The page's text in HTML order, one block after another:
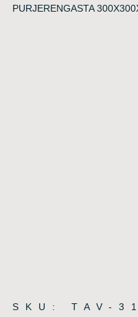
PURJERENGASTA
SKU: TAV-